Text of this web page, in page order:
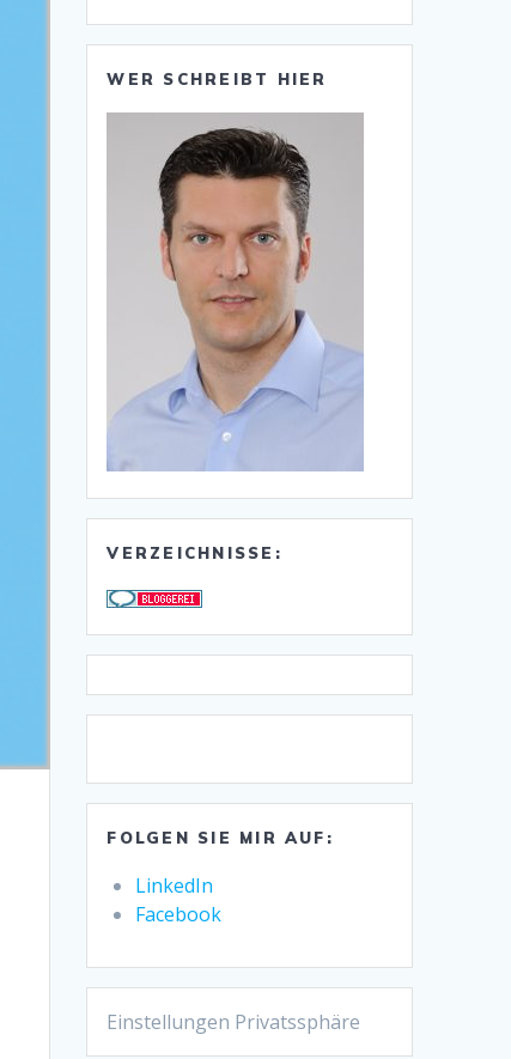
WER SCHREIBT HIER
VERZEICHNISSE:
FOLGEN SIE MIR AUF:
LinkedIn
Facebook
Einstellungen Privatssphäre